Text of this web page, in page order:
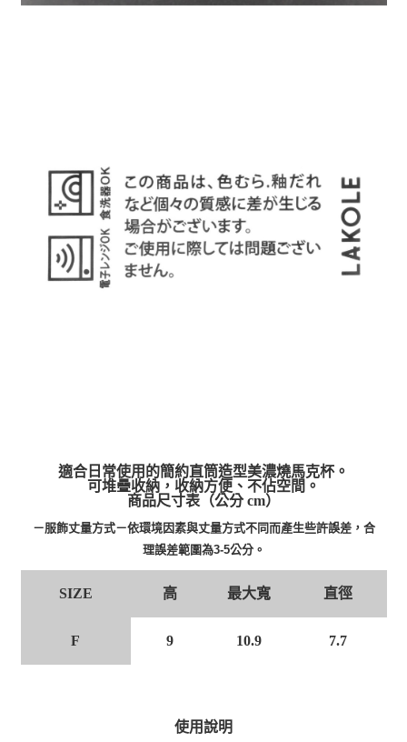
適合日常使用的簡約直筒造型美濃燒馬克杯。
可堆疊收納，收納方便、不佔空間。
商品尺寸表（公分 cm）
－服飾丈量方式－依環境因素與丈量方式不同而產生些許誤差，合
理誤差範圍為3-5公分。
SIZE 高 最大寬 直徑
F 9 10.9 7.7
使用說明